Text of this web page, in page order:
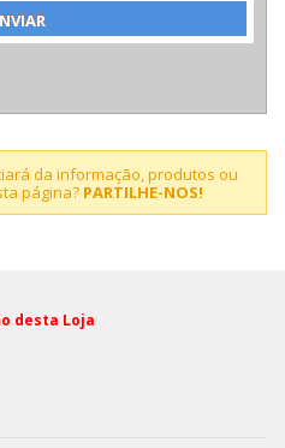
da informação, produtos ou
página? PARTILHE-NOS!
desta Loja